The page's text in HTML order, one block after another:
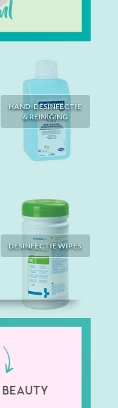
HAND-DESINFECTIE
& REINIGING
DESINFECTIE WIPES
DESINFECTIE &
REINIGING DIVERSEN